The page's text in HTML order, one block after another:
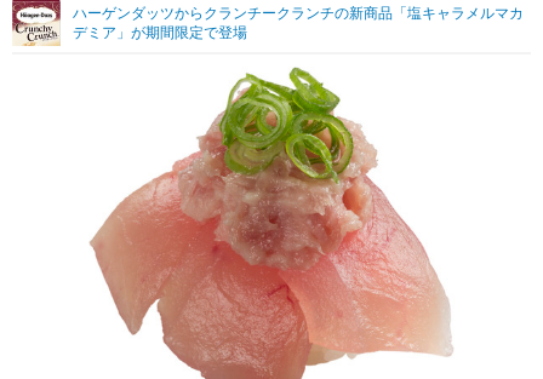
ショッピング その他
ハーゲンダッツからクランチークランチの新商品「塩キャラメルマカ
デミア」が期間限定で登場